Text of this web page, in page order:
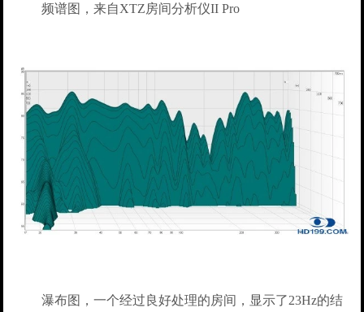
频谱图，来自XTZ房间分析仪II Pro
瀑布图，一个经过良好处理的房间，显示了23Hz的结